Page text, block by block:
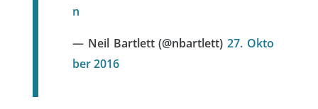
n
— Neil Bartlett (@nbartlett)27. Okto
ber 2016